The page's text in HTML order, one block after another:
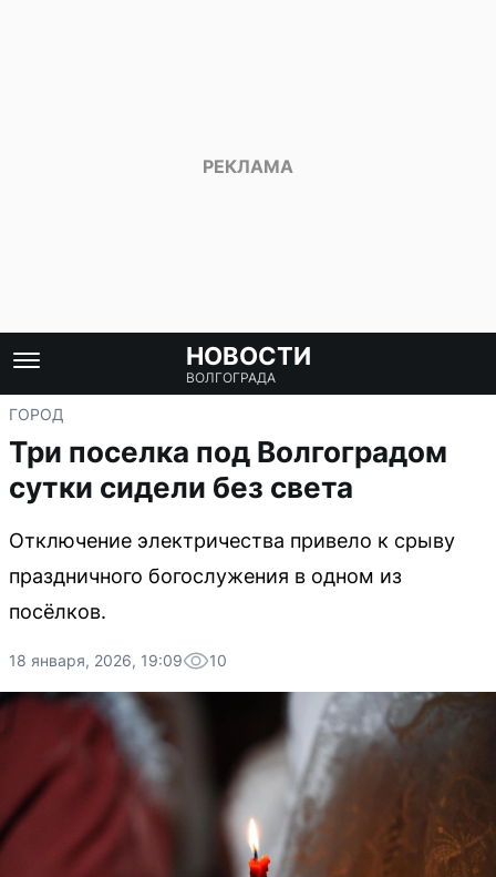
НОВОСТИ
ВОЛГОГРАДА
ГОРОД
Три поселка под Волгоградом
сутки сидели без света
Отключение электричества привело к срыву
праздничного богослужения в одном из
посёлков.
18 января, 2026, 19:09 10